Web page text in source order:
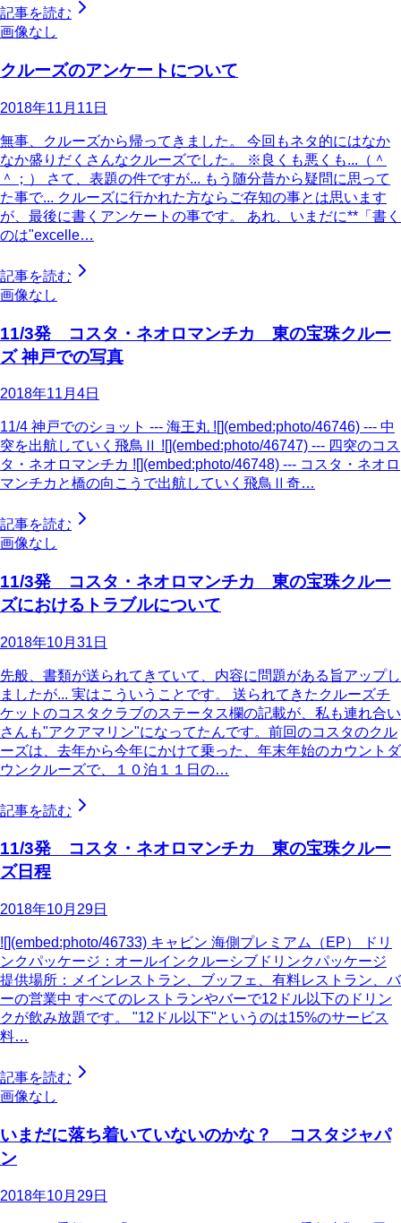
記事を読む
画像なし
クルーズのアンケートについて
2018年11月11日
無事、クルーズから帰ってきました。 今回もネタ的にはなか
なか盛りだくさんなクルーズでした。 ※良くも悪くも...（＾
＾；） さて、表題の件ですが... もう随分昔から疑問に思って
た事で... クルーズに行かれた方ならご存知の事とは思います
が、最後に書くアンケートの事です。 あれ、いまだに**「書く
のは"excelle…
記事を読む
画像なし
11/3発 コスタ・ネオロマンチカ 東の宝珠クルー
ズ 神戸での写真
2018年11月4日
11/4 神戸でのショット --- 海王丸 ![](embed:photo/46746) --- 中
突を出航していく飛鳥Ⅱ ![](embed:photo/46747) --- 四突のコス
タ・ネオロマンチカ ![](embed:photo/46748) --- コスタ・ネオロ
マンチカと橋の向こうで出航していく飛鳥Ⅱ奇…
記事を読む
画像なし
11/3発 コスタ・ネオロマンチカ 東の宝珠クルー
ズにおけるトラブルについて
2018年10月31日
先般、書類が送られてきていて、内容に問題がある旨アップし
ましたが... 実はこういうことです。 送られてきたクルーズチ
ケットのコスタクラブのステータス欄の記載が、私も連れ合い
さんも"アクアマリン"になってたんです。前回のコスタのクル
ーズは、去年から今年にかけて乗った、年末年始のカウントダ
ウンクルーズで、１０泊１１日の…
記事を読む
11/3発 コスタ・ネオロマンチカ 東の宝珠クルー
ズ日程
2018年10月29日
![](embed:photo/46733) キャビン 海側プレミアム（EP） ドリ
ンクパッケージ：オールインクルーシブドリンクパッケージ
提供場所：メインレストラン、ブッフェ、有料レストラン、バ
ーの営業中 すべてのレストランやバーで12ドル以下のドリン
クが飲み放題です。 "12ドル以下"というのは15%のサービス
料…
記事を読む
画像なし
いまだに落ち着いていないのかな？ コスタジャパ
ン
2018年10月29日